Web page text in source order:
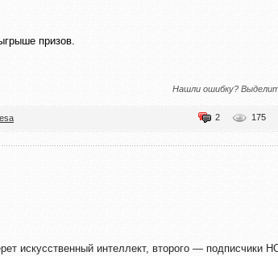
призов.
Нашли ошибку?
175
2
искусственный интеллект, второго — подписчики